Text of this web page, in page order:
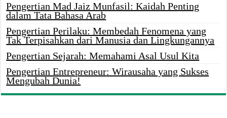
Pengertian Mad Jaiz Munfasil: Kaidah Penting
dalam Tata Bahasa Arab
Pengertian Perilaku: Membedah Fenomena yang
Tak Terpisahkan dari Manusia dan Lingkungannya
Pengertian Sejarah: Memahami Asal Usul Kita
Pengertian Entrepreneur: Wirausaha yang Sukses
Mengubah Dunia!